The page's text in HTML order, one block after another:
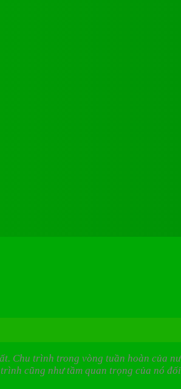
Chu trình trong vòng tuần hoàn của
cũng như tầm quan trọng của nó